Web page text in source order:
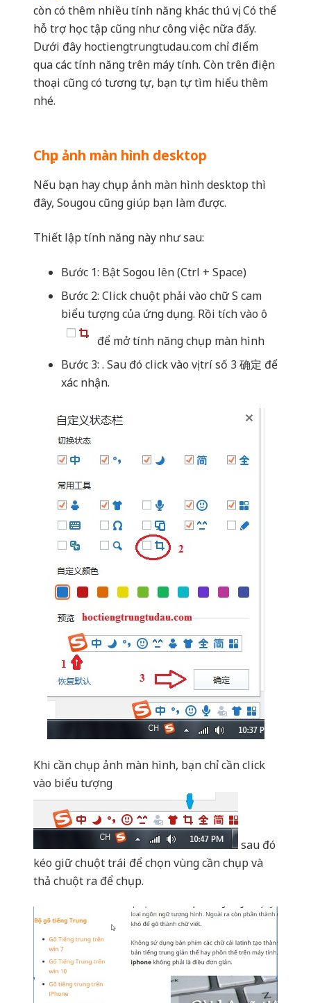
nhé.
Chụp ảnh màn hình desktop
Nếu bạn hay chụp ảnh màn hình desktop thì
Thiết lập tính năng này như sau:
Bước 1: Bật Sogou lên (Ctrl + Space)
Bước 2: Click chuột phải vào chữ S cam
để mở tính năng chụp màn hình
Bước 3: . Sau đó click vào vị trí số 3 确定 để
xác nhận.
Khi cần chụp ảnh màn hình, bạn chỉ cần click
kéo giữ chuột trái để chọn vùng cần chụp và
thả chuột ra để chụp.